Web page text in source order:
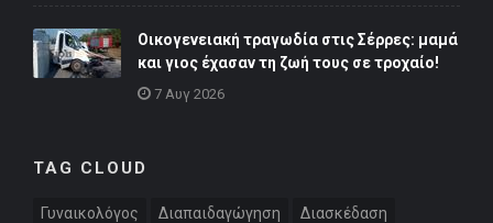
Οικογενειακή τραγωδία στις Σέρρες: μαμά
και γιος έχασαν τη ζωή τους σε τροχαίο!
7 Αυγ 2026
TAG CLOUD
Γυναικολόγος Διαπαιδαγώγηση Διασκέδαση